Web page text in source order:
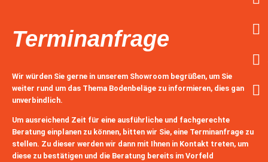
Terminanfrage
Wir würden Sie gerne in unserem Showroom begrüßen, um Sie
weiter rund um das Thema Bodenbeläge zu informieren, dies ganz
unverbindlich.
Um ausreichend Zeit für eine ausführliche und fachgerechte
Beratung einplanen zu können, bitten wir Sie, eine Terminanfrage zu
stellen. Zu dieser werden wir dann mit Ihnen in Kontakt treten, um
diese zu bestätigen und die Beratung bereits im Vorfeld